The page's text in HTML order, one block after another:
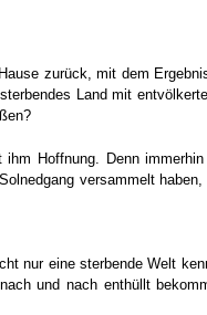
zurück, mit dem
Land mit
Hoffnung. Denn
versammelt
nur eine sterbende Welt
und nach enthüllt